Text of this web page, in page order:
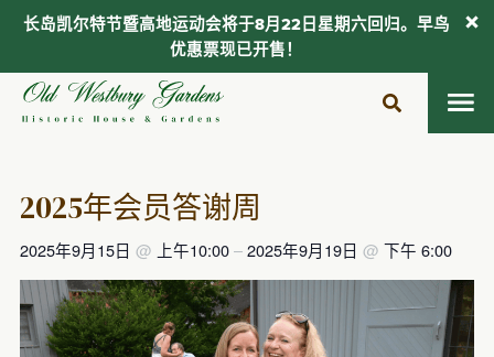
2025年会员答谢周
2025年9月15日 @ 上午10:00–2025年9月19日 @ 下午 6:00
长岛凯尔特节暨高地运动会将于8月22日星期六回归。早鸟
优惠票现已开售！